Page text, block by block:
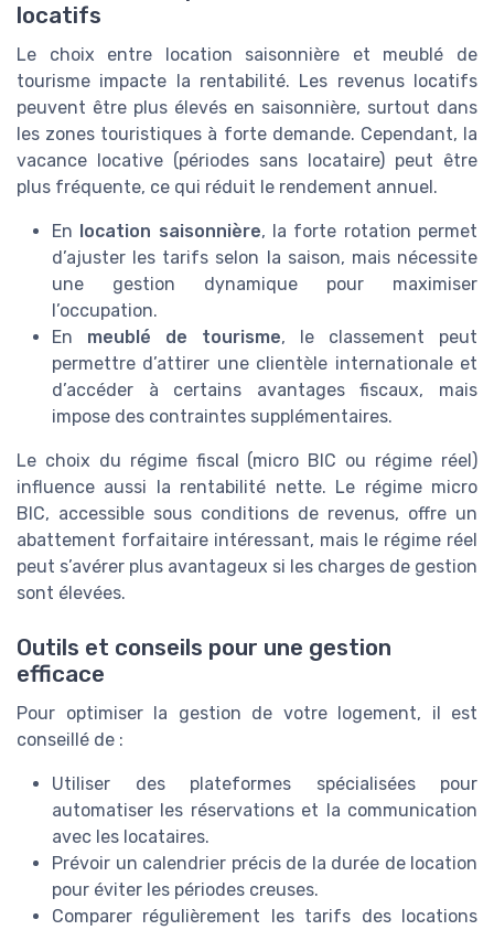
locatifs
Le choix entre location saisonnière et meublé de
tourisme impacte la rentabilité. Les revenus locatifs
peuvent être plus élevés en saisonnière, surtout dans
les zones touristiques à forte demande. Cependant, la
vacance locative (périodes sans locataire) peut être
plus fréquente, ce qui réduit le rendement annuel.
En location saisonnière, la forte rotation permet
d’ajuster les tarifs selon la saison, mais nécessite
une gestion dynamique pour maximiser
l’occupation.
En meublé de tourisme, le classement peut
permettre d’attirer une clientèle internationale et
d’accéder à certains avantages fiscaux, mais
impose des contraintes supplémentaires.
Le choix du régime fiscal (micro BIC ou régime réel)
influence aussi la rentabilité nette. Le régime micro
BIC, accessible sous conditions de revenus, offre un
abattement forfaitaire intéressant, mais le régime réel
peut s’avérer plus avantageux si les charges de gestion
sont élevées.
Outils et conseils pour une gestion
efficace
Pour optimiser la gestion de votre logement, il est
conseillé de :
Utiliser des plateformes spécialisées pour
automatiser les réservations et la communication
avec les locataires.
Prévoir un calendrier précis de la durée de location
pour éviter les périodes creuses.
Comparer régulièrement les tarifs des locations